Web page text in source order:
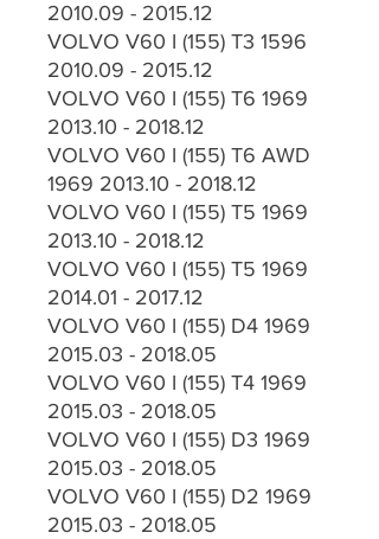
2010.09 - 2015.12
VOLVO V60 I (155) T3 1596
2010.09 - 2015.12
VOLVO V60 I (155) T6 1969
2013.10 - 2018.12
VOLVO V60 I (155) T6 AWD
1969 2013.10 - 2018.12
VOLVO V60 I (155) T5 1969
2013.10 - 2018.12
VOLVO V60 I (155) T5 1969
2014.01 - 2017.12
VOLVO V60 I (155) D4 1969
2015.03 - 2018.05
VOLVO V60 I (155) T4 1969
2015.03 - 2018.05
VOLVO V60 I (155) D3 1969
2015.03 - 2018.05
VOLVO V60 I (155) D2 1969
2015.03 - 2018.05